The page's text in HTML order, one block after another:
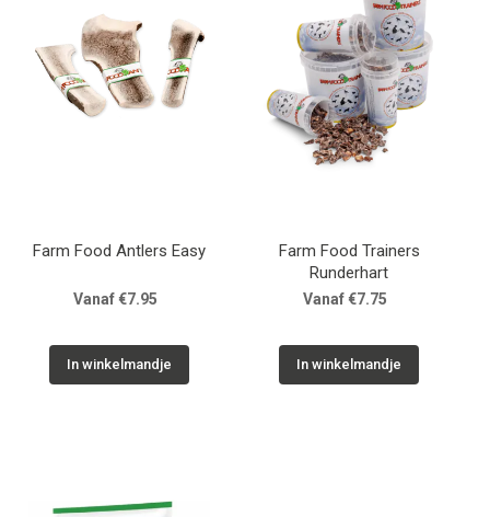
Farm Food Antlers Easy
Vanaf €7.95
In winkelmandje
Farm Food Trainers
Runderhart
Vanaf €7.75
In winkelmandje